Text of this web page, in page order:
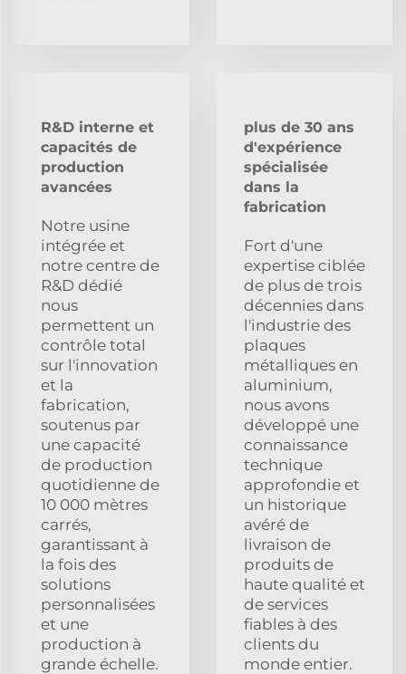
R&D interne et
capacités de
production
avancées
Notre usine
intégrée et
notre centre de
R&D dédié
nous
permettent un
contrôle total
sur l'innovation
et la
fabrication,
soutenus par
une capacité
de production
quotidienne de
10 000 mètres
carrés,
garantissant à
la fois des
solutions
personnalisées
et une
production à
grande échelle.
plus de 30 ans
d'expérience
spécialisée
dans la
fabrication
Fort d'une
expertise ciblée
de plus de trois
décennies dans
l'industrie des
plaques
métalliques en
aluminium,
nous avons
développé une
connaissance
technique
approfondie et
un historique
avéré de
livraison de
produits de
haute qualité et
de services
fiables à des
clients du
monde entier.